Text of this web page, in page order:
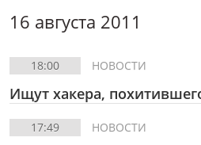
16 августа 2011
18:00 НОВОСТИ
Ищут хакера,
17:49 НОВОСТИ